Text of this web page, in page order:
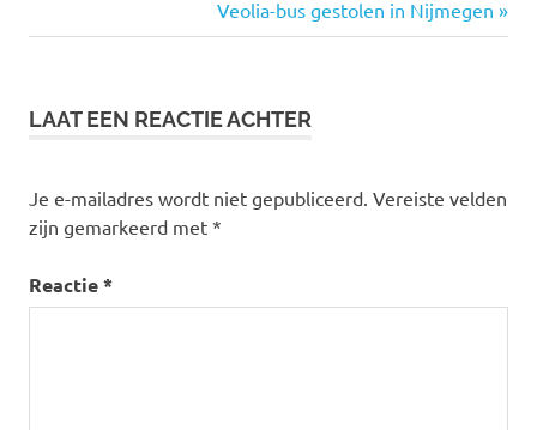
Volgende
bericht:
Veolia-bus gestolen in Nijmegen
LAAT EEN REACTIE ACHTER
Je e-mailadres wordt niet gepubliceerd. Vereiste velden
zijn gemarkeerd met *
Reactie*